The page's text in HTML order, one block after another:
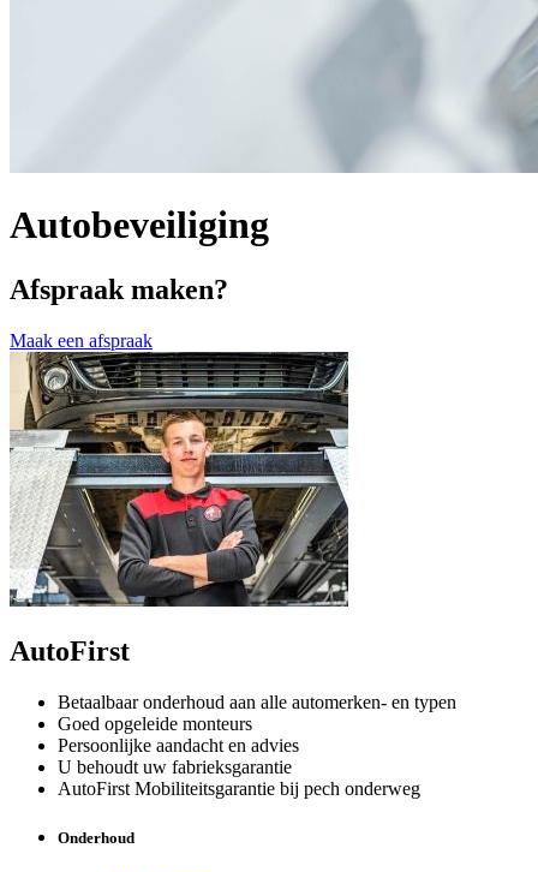
Autobeveiliging
Afspraak maken?
Maak een afspraak
AutoFirst
Betaalbaar onderhoud aan alle automerken- en typen
Goed opgeleide monteurs
Persoonlijke aandacht en advies
U behoudt uw fabrieksgarantie
AutoFirst Mobiliteitsgarantie bij pech onderweg
Onderhoud